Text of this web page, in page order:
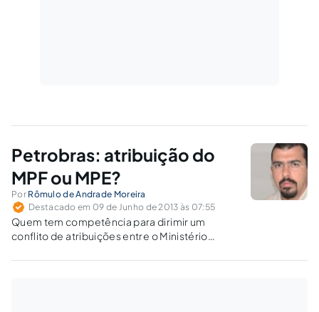
Petrobras: atribuição do
MPF ou MPE?
Por Rômulo de Andrade Moreira
Destacado em 09 de Junho de 2013 às 07:55
Quem tem competência para dirimir um
conflito de atribuições entre o Ministério
(e, por força de raciocínio, entre órgãos de